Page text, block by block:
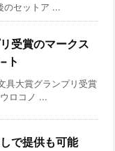
のセットア ...
受賞のマークス
ト
具大賞グランプリ受賞
ロコノ ...
で提供も可能